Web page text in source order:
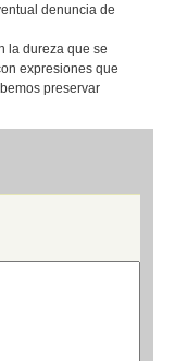
denuncia de
la dureza que se
expresiones que
preservar